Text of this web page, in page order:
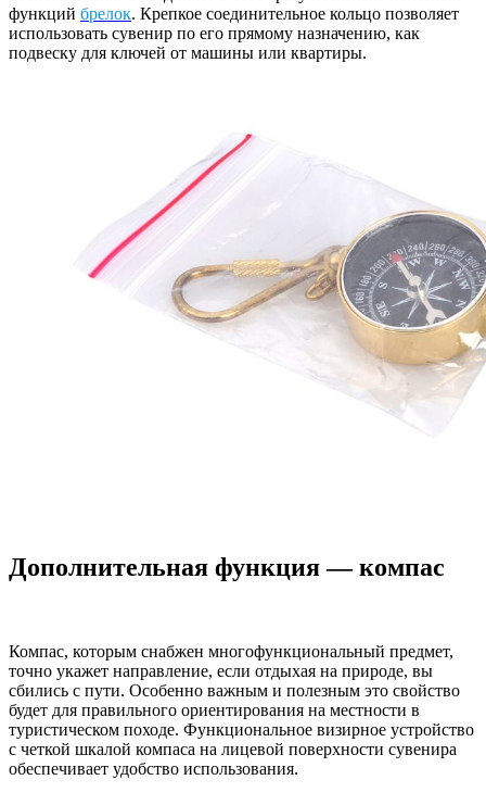
функций брелок. Крепкое соединительное кольцо позволяет
использовать сувенир по его прямому назначению, как
подвеску для ключей от машины или квартиры.
Дополнительная функция — компас
Компас, которым снабжен многофункциональный предмет,
точно укажет направление, если отдыхая на природе, вы
сбились с пути. Особенно важным и полезным это свойство
будет для правильного ориентирования на местности в
туристическом походе. Функциональное визирное устройство
с четкой шкалой компаса на лицевой поверхности сувенира
обеспечивает удобство использования.